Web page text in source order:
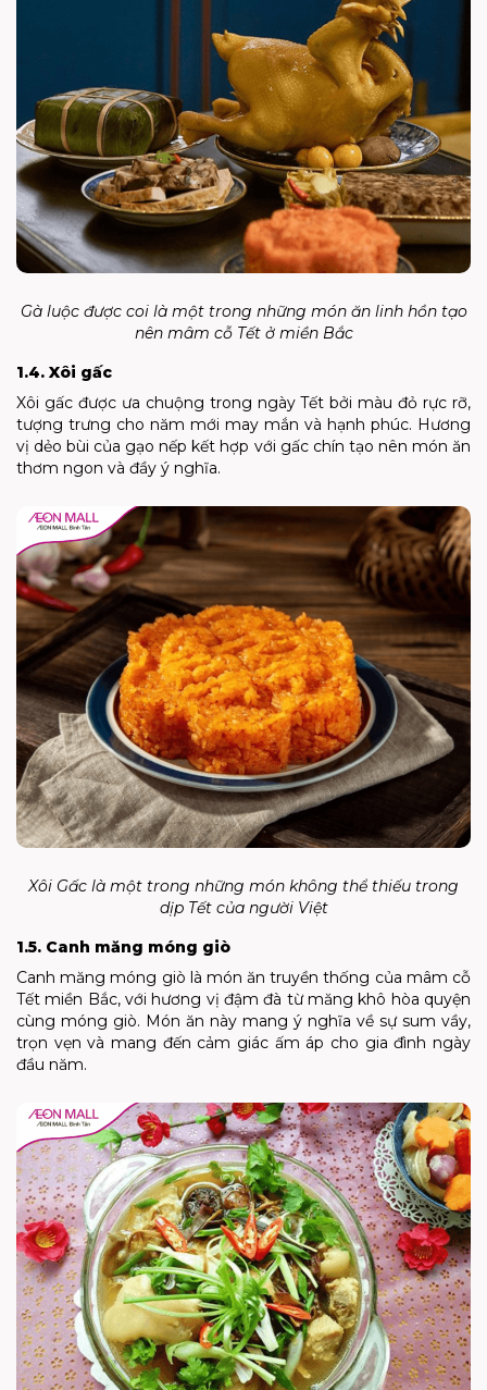
Gà luộc được coi là một trong những món ăn linh hồn tạo
nên mâm cỗ Tết ở miền Bắc
1.4. Xôi gấc
Xôi gấc được ưa chuộng trong ngày Tết bởi màu đỏ rực rỡ,
tượng trưng cho năm mới may mắn và hạnh phúc. Hương
vị dẻo bùi của gạo nếp kết hợp với gấc chín tạo nên món ăn
thơm ngon và đầy ý nghĩa.
Xôi Gấc là một trong những món không thể thiếu trong
dịp Tết của người Việt
1.5. Canh măng móng giò
Canh măng móng giò là món ăn truyền thống của mâm cỗ
Tết miền Bắc, với hương vị đậm đà từ măng khô hòa quyện
cùng móng giò. Món ăn này mang ý nghĩa về sự sum vầy,
trọn vẹn và mang đến cảm giác ấm áp cho gia đình ngày
đầu năm.